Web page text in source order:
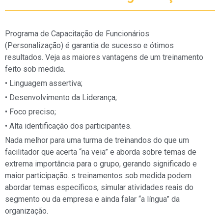
Programa de Capacitação de Funcionários
(Personalização) é garantia de sucesso e ótimos
resultados. Veja as maiores vantagens de um treinamento
feito sob medida.
• Linguagem assertiva;
• Desenvolvimento da Liderança;
• Foco preciso;
• Alta identificação dos participantes.
Nada melhor para uma turma de treinandos do que um
facilitador que acerta “na veia” e aborda sobre temas de
extrema importância para o grupo, gerando significado e
maior participação. s treinamentos sob medida podem
abordar temas específicos, simular atividades reais do
segmento ou da empresa e ainda falar “a língua” da
organização.